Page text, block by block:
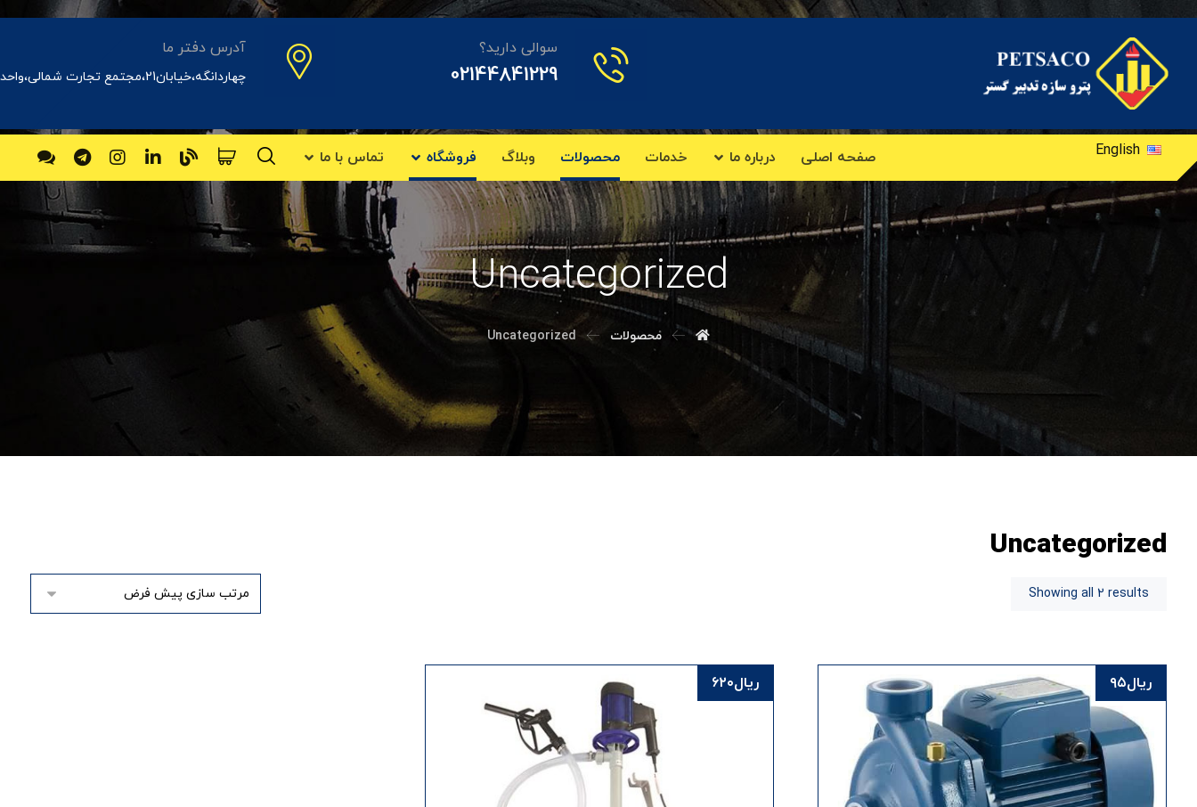
سوالی دارید؟
02144841229
آدرس دفتر ما
چهاردانگه،خیابان21،مجتمع تجارت شمالی،واحد31اداری
English صفحه اصلی درباره ما خدمات محصولات وبلاگ فروشگاه تماس با ما
Uncategorized
محصولات Uncategorized
Uncategorized
Showing all 2 results
ریال۹۵ ریال۶۲۰